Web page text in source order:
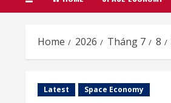
Home 2026 Tháng 7 8
Latest Space Economy